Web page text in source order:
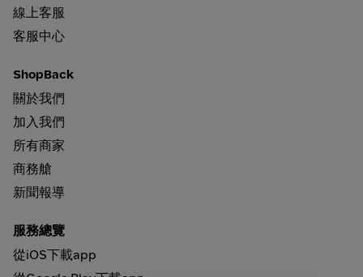
線上客服
客服中心
ShopBack
關於我們
加入我們
所有商家
商務艙
新聞報導
服務總覽
從iOS下載app